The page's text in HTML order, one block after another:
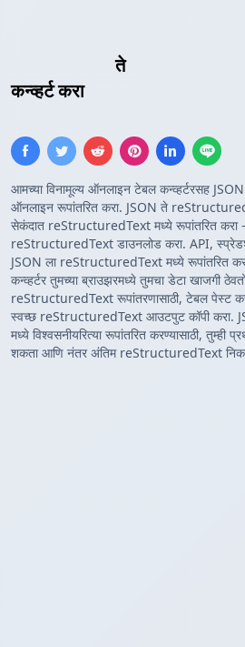
ते
कन्व्हर्ट करा
आमच्या विनामूल्य ऑनलाइन टेबल कन्व्हर्टरसह
ऑनलाइन रूपांतरित करा. JSON ते
सेकंदात reStructuredText मध्ये रूपांतरित करा
reStructuredText डाउनलोड करा. API,
JSON ला reStructuredText मध्ये रूपांतरित
कन्व्हर्टर तुमच्या ब्राउझरमध्ये तुमचा डेटा खाजगी
reStructuredText रूपांतरणासाठी, टेबल पेस्ट
स्वच्छ reStructuredText आउटपुट कॉपी करा.
मध्ये विश्वसनीयरित्या रूपांतरित करण्यासाठी,
शकता आणि नंतर अंतिम reStructuredText